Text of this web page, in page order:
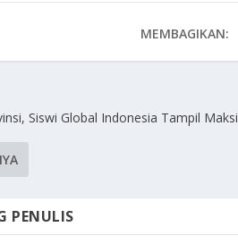
MEMBAGIKAN:
Siswi Global Indonesia Tampil
PENULIS